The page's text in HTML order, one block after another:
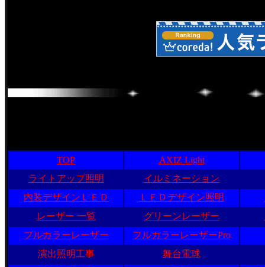
TOP
AXIZ Light
ライトアップ照明
イルミネーション
内装デザインＬＥＤ
ＬＥＤデザイン照明
レーザー 一覧
グリーンレーザー
フルカラーレーザー
フルカラーレーザーPro
演出照明工事
舞台電球